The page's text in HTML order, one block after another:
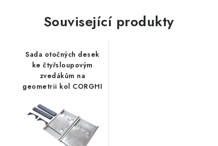
Související produkty
Sada otočných desek
ke čtyřsloupovým
zvedákům na
geometrii kol CORGHI